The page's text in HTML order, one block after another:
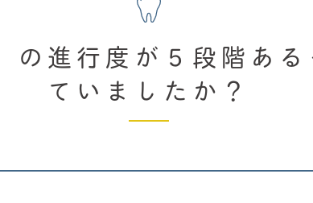
の進行度が５段階あ
ていましたか？